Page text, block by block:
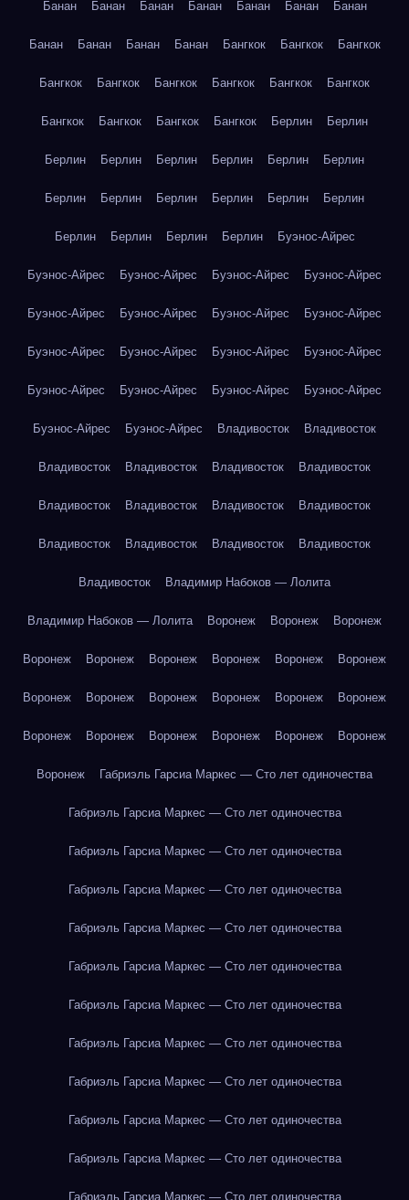
Банан Банан Банан Банан Банан Банан Банан
Банан Банан Банан Банан Бангкок Бангкок Бангкок
Бангкок Бангкок Бангкок Бангкок Бангкок Бангкок
Бангкок Бангкок Бангкок Бангкок Берлин Берлин
Берлин Берлин Берлин Берлин Берлин Берлин
Берлин Берлин Берлин Берлин Берлин Берлин
Берлин Берлин Берлин Берлин Буэнос-Айрес
Буэнос-Айрес Буэнос-Айрес Буэнос-Айрес Буэнос-Айрес
Буэнос-Айрес Буэнос-Айрес Буэнос-Айрес Буэнос-Айрес
Буэнос-Айрес Буэнос-Айрес Буэнос-Айрес Буэнос-Айрес
Буэнос-Айрес Буэнос-Айрес Буэнос-Айрес Буэнос-Айрес
Буэнос-Айрес Буэнос-Айрес Владивосток Владивосток
Владивосток Владивосток Владивосток Владивосток
Владивосток Владивосток Владивосток Владивосток
Владивосток Владивосток Владивосток Владивосток
Владивосток Владимир Набоков — Лолита
Владимир Набоков — Лолита Воронеж Воронеж Воронеж
Воронеж Воронеж Воронеж Воронеж Воронеж Воронеж
Воронеж Воронеж Воронеж Воронеж Воронеж Воронеж
Воронеж Воронеж Воронеж Воронеж Воронеж Воронеж
Воронеж Габриэль Гарсиа Маркес — Сто лет одиночества
Габриэль Гарсиа Маркес — Сто лет одиночества
Габриэль Гарсиа Маркес — Сто лет одиночества
Габриэль Гарсиа Маркес — Сто лет одиночества
Габриэль Гарсиа Маркес — Сто лет одиночества
Габриэль Гарсиа Маркес — Сто лет одиночества
Габриэль Гарсиа Маркес — Сто лет одиночества
Габриэль Гарсиа Маркес — Сто лет одиночества
Габриэль Гарсиа Маркес — Сто лет одиночества
Габриэль Гарсиа Маркес — Сто лет одиночества
Габриэль Гарсиа Маркес — Сто лет одиночества
Габриэль Гарсиа Маркес — Сто лет одиночества